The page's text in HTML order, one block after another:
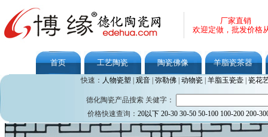
厂家直销
欢迎定做，批发价格
首页 工艺陶瓷 陶瓷佛像 羊脂瓷茶器
快速： 人物瓷塑 观音| 弥勒佛| 动物瓷| 羊脂玉瓷壶| 瓷花
德化陶瓷产品搜索 关健字：
价格快速查询： 20以下 20-30 30-50 50-100 100-200 200-